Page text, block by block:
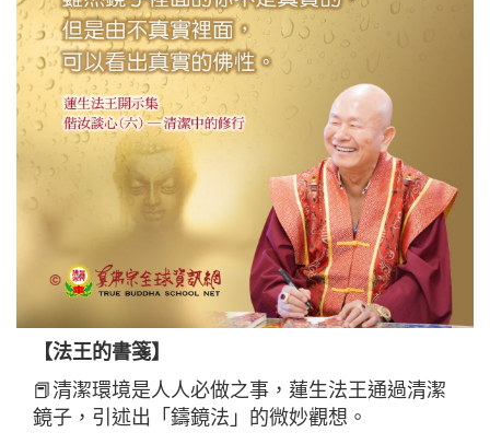
【法王的書箋】
📕清潔環境是人人必做之事，蓮生法王通過清潔
鏡子，引述出「鑄鏡法」的微妙觀想。